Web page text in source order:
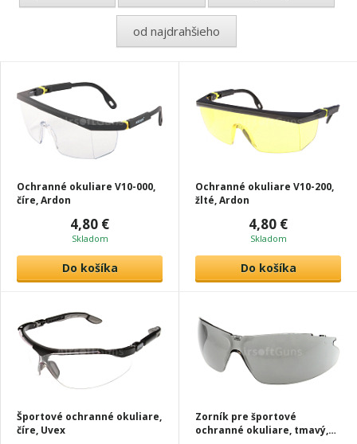
od najdrahšieho
Ochranné okuliare V10-000,
číre, Ardon
4,80 €
Skladom
Do košíka
Ochranné okuliare V10-200,
žlté, Ardon
4,80 €
Skladom
Do košíka
Športové ochranné okuliare,
číre, Uvex
Zorník pre športové
ochranné okuliare, tmavý,